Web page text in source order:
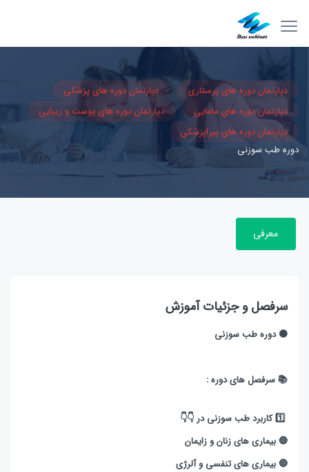
دپارتمان دوره های پرستاری
دپارتمان دوره های پزشکی
دپارتمان دوره های مامایی
دپارتمان دوره های پوست و زیبایی
دپارتمان دوره های پیراپزشکی
دوره طب سوزنی
معرفی
سرفصل و جزئیات آموزش
🟠 دوره طب سوزنی
📚 سرفصل های دوره :
1️⃣ کاربرد طب سوزنی در 👇👇
🔵 بیماری های زنان و زایمان
🔵 بیماری های تنفسی و آلرژی